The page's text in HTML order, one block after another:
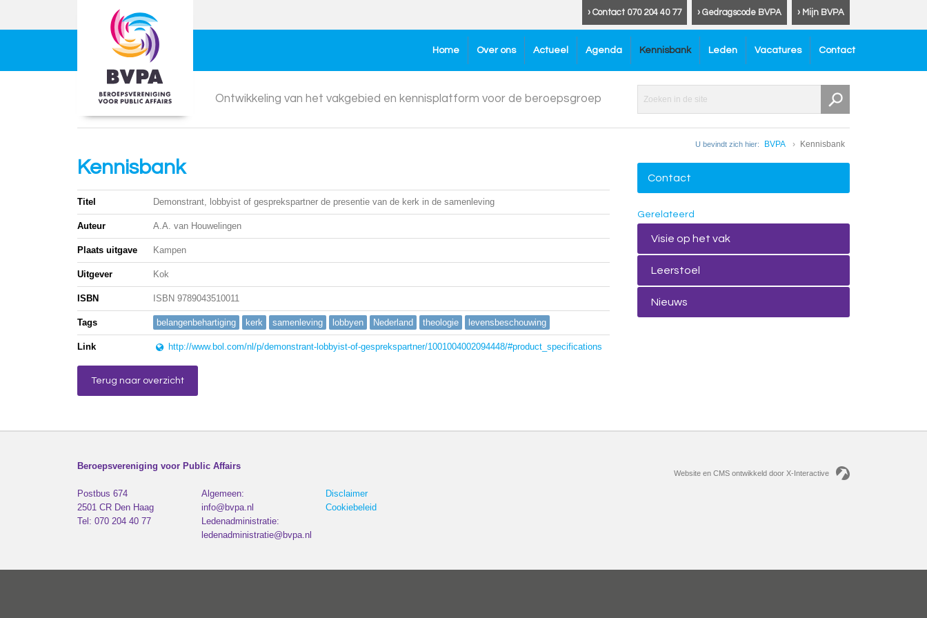
› Mijn BVPA
› Gedragscode BVPA
› Contact 070 204 40 77
Home Over ons Actueel Agenda Kennisbank Leden Vacatures Contact
Ontwikkeling van het vakgebied en kennisplatform voor de beroepsgroep
U bevindt zich hier: BVPA Kennisbank
Kennisbank
Titel Demonstrant, lobbyist of gesprekspartner de presentie van de kerk in de samenleving
Auteur A.A. van Houwelingen
Plaats uitgave Kampen
Uitgever Kok
ISBN ISBN 9789043510011
Tags belangenbehartiging kerk samenleving lobbyen Nederland theologie levensbeschouwing
Link http://www.bol.com/nl/p/demonstrant-lobbyist-of-gesprekspartner/1001004002094448/#product_specifications
Terug naar overzicht
Contact
Gerelateerd
Visie op het vak
Leerstoel
Nieuws
Beroepsvereniging voor Public Affairs
Postbus 674
2501 CR Den Haag
Tel: 070 204 40 77
Algemeen:
info@bvpa.nl
Ledenadministratie:
ledenadministratie@bvpa.nl
Disclaimer
Cookiebeleid
Website en CMS ontwikkeld door X-Interactive